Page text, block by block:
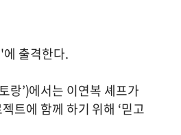
출격한다.
랑’)에서는 이연복 셰프가
트에 함께 하기 위해 ‘믿고